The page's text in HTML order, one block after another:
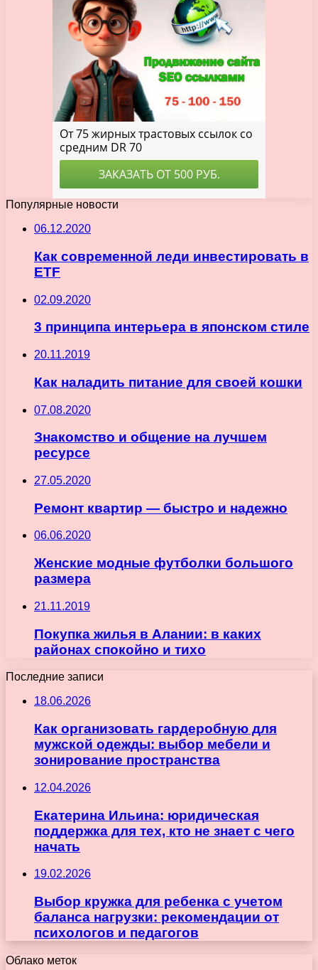
Популярные новости
06.12.2020
Как современной леди инвестировать в
ETF
02.09.2020
3 принципа интерьера в японском стиле
20.11.2019
Как наладить питание для своей кошки
07.08.2020
Знакомство и общение на лучшем
ресурсе
27.05.2020
Ремонт квартир — быстро и надежно
06.06.2020
Женские модные футболки большого
размера
21.11.2019
Покупка жилья в Алании: в каких
районах спокойно и тихо
Последние записи
18.06.2026
Как организовать гардеробную для
мужской одежды: выбор мебели и
зонирование пространства
12.04.2026
Екатерина Ильина: юридическая
поддержка для тех, кто не знает с чего
начать
19.02.2026
Выбор кружка для ребенка с учетом
баланса нагрузки: рекомендации от
психологов и педагогов
Облако меток